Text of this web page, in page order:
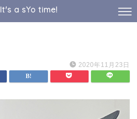
It's a sYo time!
2020年11月23日